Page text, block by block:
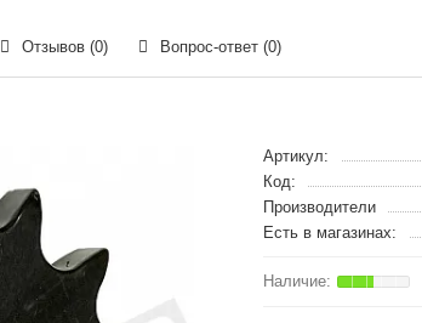
Отзывов (0) Вопрос-ответ (0)
Артикул:
Код:
Производители
Есть в магазинах: